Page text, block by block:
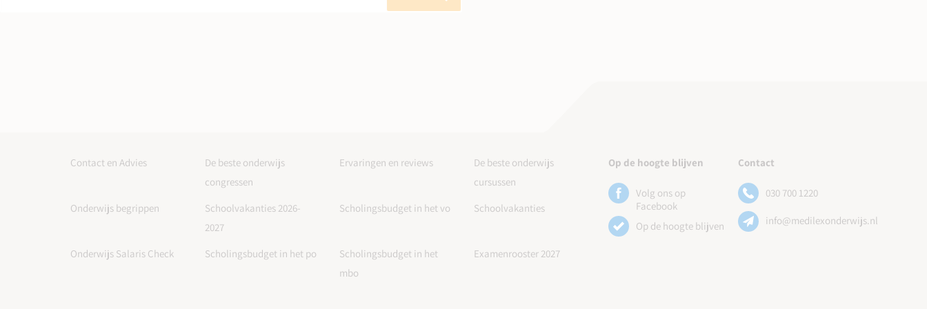
Contact en Advies
De beste onderwijs
congressen
Ervaringen en reviews
De beste onderwijs
cursussen
Onderwijs begrippen
Schoolvakanties 2026-
2027
Scholingsbudget in het vo Schoolvakanties
Onderwijs Salaris Check Scholingsbudget in het po
Scholingsbudget in het
mbo
Examenrooster 2027
Op de hoogte blijven
Volg ons op
Facebook
Op de hoogte blijven
Contact
030 700 1220
info@medilexonderwijs.nl